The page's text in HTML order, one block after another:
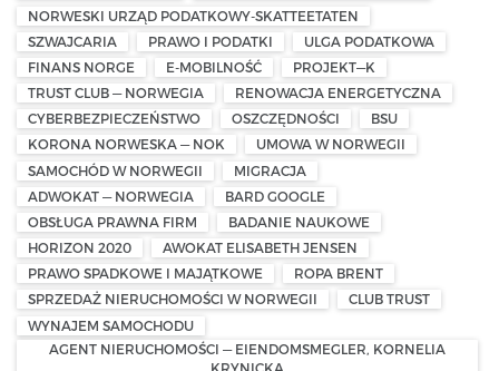
NORWESKI URZĄD PODATKOWY-SKATTEETATEN
SZWAJCARIA
PRAWO I PODATKI
ULGA PODATKOWA
FINANS NORGE
E-MOBILNOŚĆ
PROJEKT—K
TRUST CLUB — NORWEGIA
RENOWACJA ENERGETYCZNA
CYBERBEZPIECZEŃSTWO
OSZCZĘDNOŚCI
BSU
KORONA NORWESKA — NOK
UMOWA W NORWEGII
SAMOCHÓD W NORWEGII
MIGRACJA
ADWOKAT — NORWEGIA
BARD GOOGLE
OBSŁUGA PRAWNA FIRM
BADANIE NAUKOWE
HORIZON 2020
AWOKAT ELISABETH JENSEN
PRAWO SPADKOWE I MAJĄTKOWE
ROPA BRENT
SPRZEDAŻ NIERUCHOMOŚCI W NORWEGII
CLUB TRUST
WYNAJEM SAMOCHODU
AGENT NIERUCHOMOŚCI — EIENDOMSMEGLER, KORNELIA
KRYNICKA